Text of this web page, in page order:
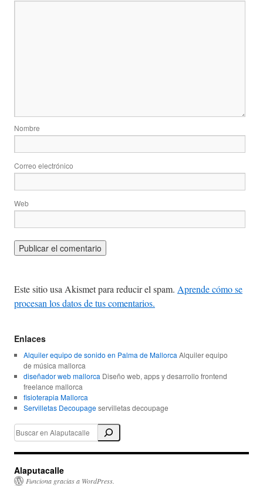
Nombre
Correo electrónico
Web
Este sitio usa Akismet para reducir el spam. Aprende cómo se
procesan los datos de tus comentarios.
Enlaces
Alquiler equipo de sonido en Palma de Mallorca Alquiler equipo
de música mallorca
diseñador web mallorca Diseño web, apps y desarrollo frontend
freelance mallorca
fisioterapia Mallorca
Servilletas Decoupageservilletas decoupage
Alaputacalle
Funciona gracias a WordPress.